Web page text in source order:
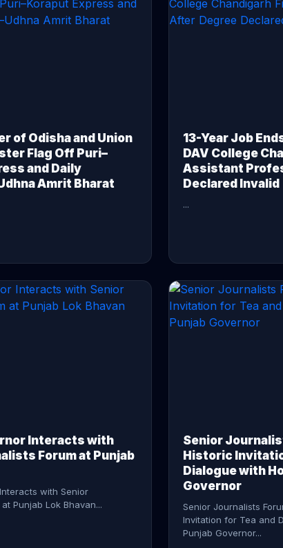
of Odisha and Union
Flag Off Puri–
and Daily
Amrit Bharat
13-Year Job
DAV College
Assistant
Declared Invalid
...
Interacts with
Forum at Punjab
with Senior
Punjab Lok Bhavan...
Senior
Historic
Dialogue with
Governor
Senior Journalists
Invitation for Tea and
Punjab Governor...